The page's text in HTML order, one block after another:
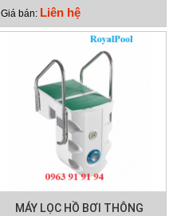
Giá bán: Liên hệ
MÁY LỌC HỒ BƠI THÔNG